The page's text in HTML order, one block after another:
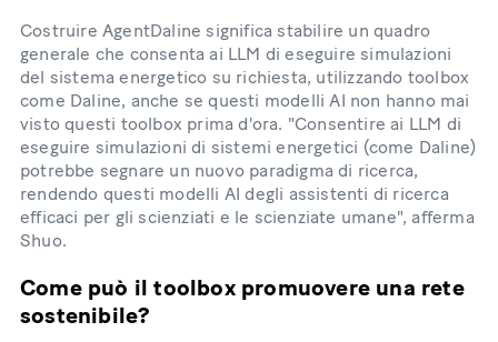
Costruire AgentDaline significa stabilire un quadro
generale che consenta ai LLM di eseguire simulazioni
del sistema energetico su richiesta, utilizzando toolbox
come Daline, anche se questi modelli AI non hanno mai
visto questi toolbox prima d'ora. "Consentire ai LLM di
eseguire simulazioni di sistemi energetici (come Daline)
potrebbe segnare un nuovo paradigma di ricerca,
rendendo questi modelli AI degli assistenti di ricerca
efficaci per gli scienziati e le scienziate umane", afferma
Shuo.
Come può il toolbox promuovere una rete
sostenibile?